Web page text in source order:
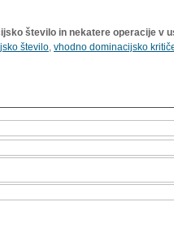
število in nekatere operacije v
število, vhodno dominacijsko